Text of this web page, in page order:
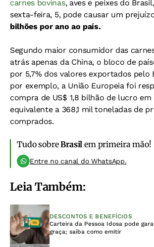
carnes bovinas, aves e peixes do
sexta-feira, 5, pode causar um
bilhões por ano ao país.
Segundo maior consumidor das
atrás apenas da China, o bloco de
por 5,7% dos valores exportados pelo
por exemplo, a União Europeia foi
compra de US$ 1,8 bilhão de lucro
equivalente a 368,1 mil toneladas de
comprados.
Tudo sobreBrasil em primeira mão!
Entre no canal do WhatsApp.
Leia Também:
DESCONTOS E BENEFÍCIOS
Carteira da Pessoa Idosa pode
graça; saiba como emitir